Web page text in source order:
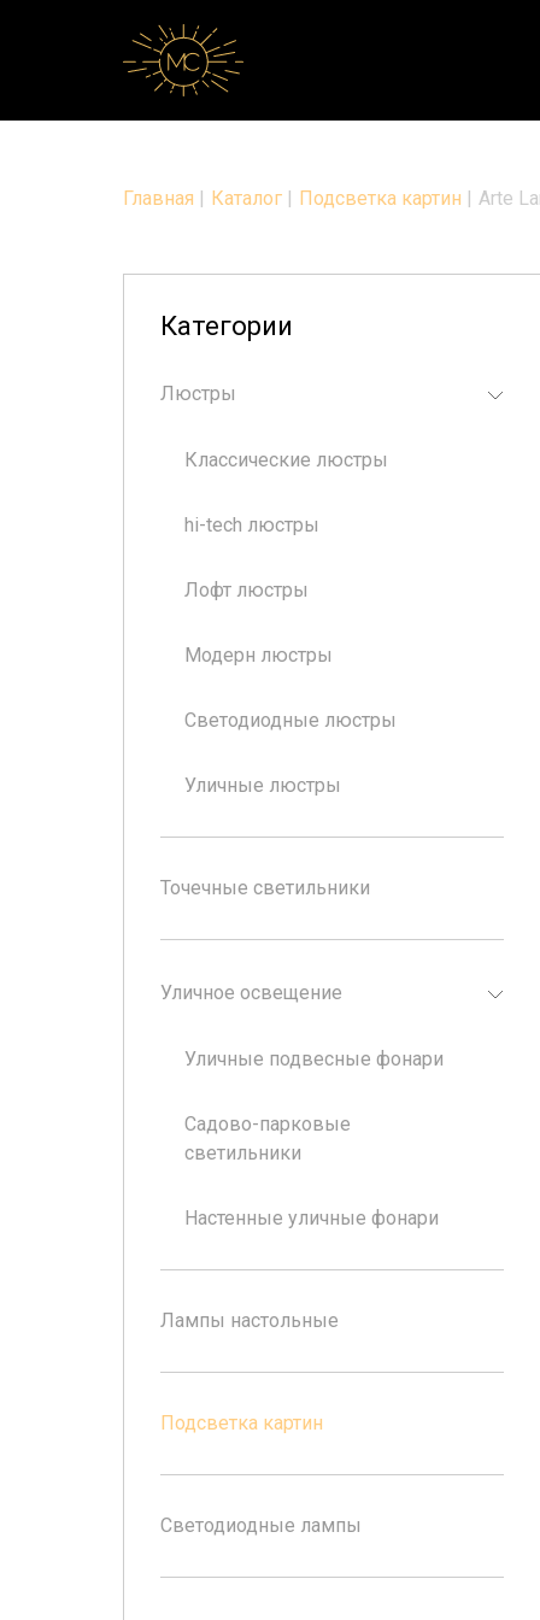
Главная | Каталог | Подсветка картин | Arte
Категории
Люстры
Классические люстры
hi-tech люстры
Лофт люстры
Модерн люстры
Светодиодные люстры
Уличные люстры
Точечные светильники
Уличное освещение
Уличные подвесные фонари
Садово-парковые
светильники
Настенные уличные фонари
Лампы настольные
Подсветка картин
Светодиодные лампы